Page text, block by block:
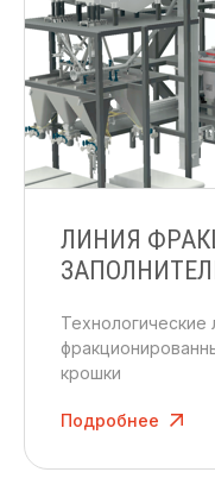
ЛИНИЯ
Технологические
крошки
Подробнее